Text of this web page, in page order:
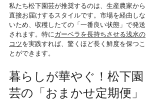
私たち松下園芸が推奨するのは、生産農家から
直接お届けするスタイルです。市場を経由しな
いため、収穫したての「一番良い状態」で発送
されます。特に ガーベラを長持ちさせる浅水の
コツを実践すれば、驚くほど長く鮮度を保つこ
とができます。
暮らしが華やぐ！松下園
芸の「おまかせ定期便」